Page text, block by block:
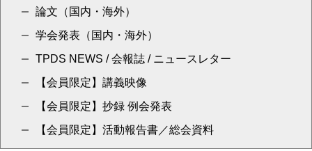
論文（国内・海外）
学会発表（国内・海外）
TPDS NEWS / 会報誌 / ニュースレター
【会員限定】講義映像
【会員限定】抄録 例会発表
【会員限定】活動報告書／総会資料